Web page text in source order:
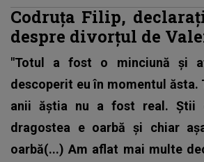
Codruța Filip,
despre divorțul de
"Totul a fost o minciună și
descoperit eu în momentul ăsta.
anii ăștia nu a fost real. Știi
dragostea e oarbă și chiar
oarbă(...) Am aflat mai multe